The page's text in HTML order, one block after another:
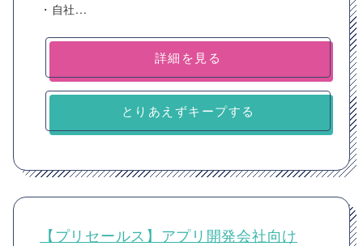
・自社...
詳細を見る
とりあえずキープする
【プリセールス】アプリ開発会社向け